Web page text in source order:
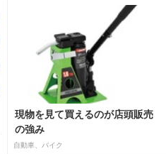
現物を見て買えるのが店頭販売
の強み
自動車、バイク